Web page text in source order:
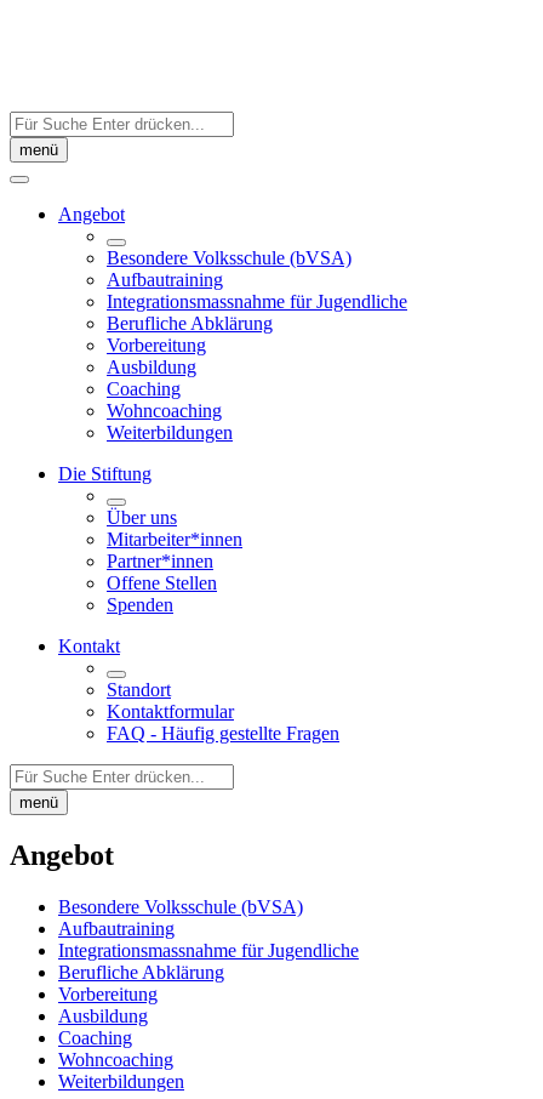
Auf
der
Seite
suchen:
menü
Angebot
Besondere Volksschule (bVSA)
Aufbautraining
Integrations­massnahme für Jugendliche
Berufliche Abklärung
Vorbereitung
Ausbildung
Coaching
Wohncoaching
Weiterbildungen
Die Stiftung
Über uns
Mitarbeiter*innen
Partner*innen
Offene Stellen
Spenden
Kontakt
Standort
Kontaktformular
FAQ - Häufig gestellte Fragen
Auf
der
Seite
menü
Angebot
Besondere Volksschule (bVSA)
Aufbautraining
Integrations­massnahme für Jugendliche
Berufliche Abklärung
Vorbereitung
Ausbildung
Coaching
Wohncoaching
Weiterbildungen